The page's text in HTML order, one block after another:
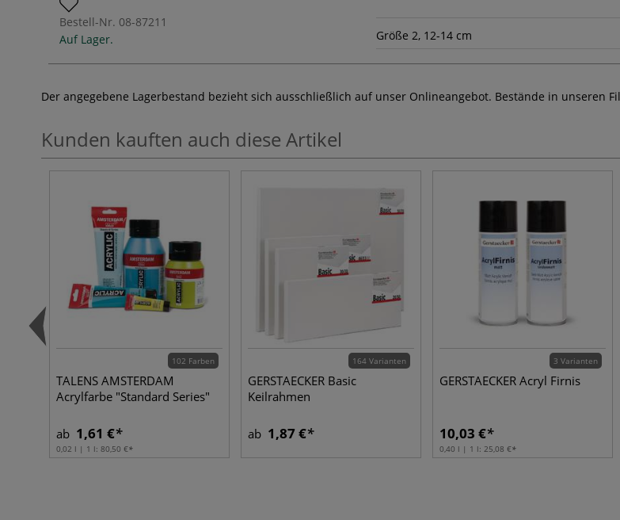
Bestell-Nr. 08-87211
Auf Lager.
Größe 2, 12-14 cm
Der angegebene Lagerbestand bezieht sich ausschließlich auf unser Onlineangebot. Bestände in unseren
Kunden kauften auch diese Artikel
102 Farben
TALENS AMSTERDAM
Acrylfarbe "Standard Series"
ab 1,61 €
0,02 l | 1 l: 80,50 €
164 Varianten
GERSTAECKER Basic
Keilrahmen
ab 1,87 €
3 Varianten
GERSTAECKER Acryl Firnis
10,03 €
0,40 l | 1 l: 25,08 €